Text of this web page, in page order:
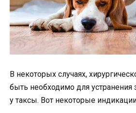
В некоторых случаях,
быть необходимо для устранения
у таксы. Вот некоторые